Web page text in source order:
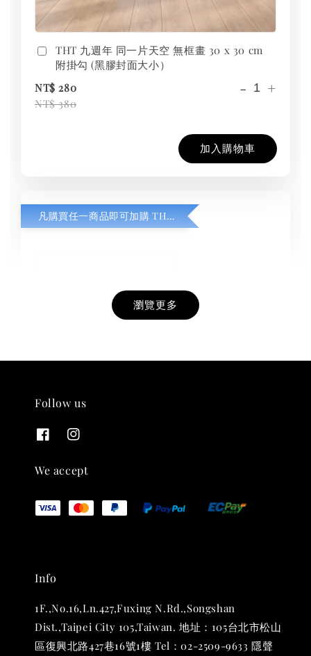
THT 九週年 同一片天空 無框畫 30 x 30 cm
附掛勾 (黑膠封面大小）
NT$ 280
NT$ 380
- +
加入購物車
凡購買任一商品即可加購 THT 九週年紀念 T-shirt
THT 九週年紀念 T-shirt
NT$ 880
加入購物車
瀏覽更多
Follow us
We accept
Info
1F.,No.16,Ln.427,Fuxing N.Rd.,Songshan
Dist.,Taipei City 105,Taiwan. 地址：105台北市松山
區復興北路427巷16號1樓 Tel：02-2509-9633 隱聲